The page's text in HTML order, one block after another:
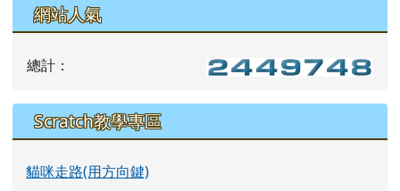
網站人氣
總計：
Scratch教學專區
貓咪走路(用方向鍵)